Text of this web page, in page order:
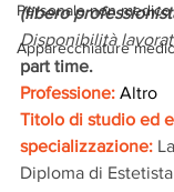
Personale non medico
Apparecchiature
(libero
Disponibilità
part time.
Professione: Altro
Titolo di studio ed
specializzazione:
Diploma di Estetista